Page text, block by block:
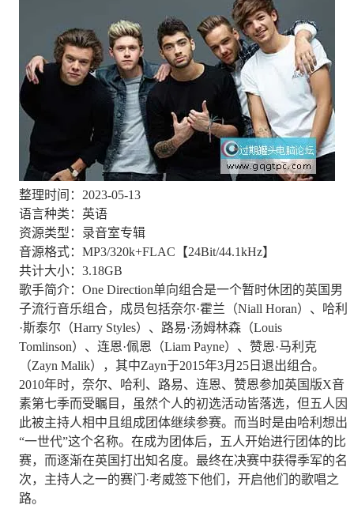
整理时间：2023-05-13
语言种类：英语
资源类型：录音室专辑
音源格式：MP3/320k+FLAC【24Bit/44.1kHz】
共计大小：3.18GB
歌手简介：One Direction单向组合是一个暂时休团的英国男
子流行音乐组合，成员包括奈尔·霍兰（Niall Horan）、哈利
·斯泰尔（Harry Styles）、路易·汤姆林森（Louis
Tomlinson）、连恩·佩恩（Liam Payne）、赞恩·马利克
（Zayn Malik），其中Zayn于2015年3月25日退出组合。
2010年时，奈尔、哈利、路易、连恩、赞恩参加英国版X音
素第七季而受瞩目，虽然个人的初选活动皆落选，但五人因
此被主持人相中且组成团体继续参赛。而当时是由哈利想出
“一世代”这个名称。在成为团体后，五人开始进行团体的比
赛，而逐渐在英国打出知名度。最终在决赛中获得季军的名
次，主持人之一的赛门·考威签下他们，开启他们的歌唱之
路。